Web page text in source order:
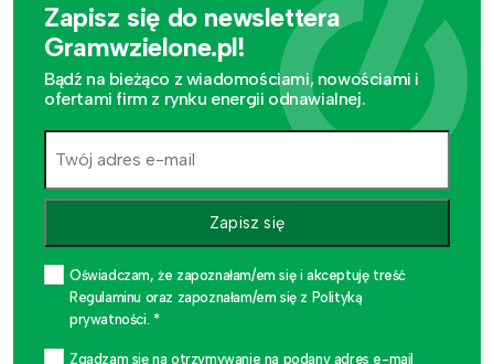
Zapisz się do newslettera
Gramwzielone.pl!
Bądź na bieżąco z wiadomościami, nowościami i
ofertami firm z rynku energii odnawialnej.
Zapisz się
Oświadczam, że zapoznałam/em się i akceptuję treść
Regulaminu oraz zapoznałam/em się z Polityką
prywatności. *
Zgadzam się na otrzymywanie na podany adres e-mail